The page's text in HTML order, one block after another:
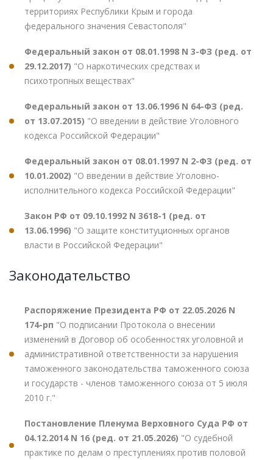
территориях Республики Крым и города
федерального значения Севастополя"
Федеральный закон от 08.01.1998 N 3-ФЗ (ред. от
29.12.2017) "О наркотических средствах и
психотропных веществах"
Федеральный закон от 13.06.1996 N 64-ФЗ (ред.
от 13.07.2015) "О введении в действие Уголовного
кодекса Российской Федерации"
Федеральный закон от 08.01.1997 N 2-ФЗ (ред. от
10.01.2002) "О введении в действие Уголовно-
исполнительного кодекса Российской Федерации"
Закон РФ от 09.10.1992 N 3618-1 (ред. от
13.06.1996) "О защите конституционных органов
власти в Российской Федерации"
Законодательство
Распоряжение Президента РФ от 22.05.2026 N
174-рп "О подписании Протокола о внесении
изменений в Договор об особенностях уголовной и
административной ответственности за нарушения
таможенного законодательства таможенного союза
и государств - членов таможенного союза от 5 июля
2010 г."
Постановление Пленума Верховного Суда РФ от
04.12.2014 N 16 (ред. от 21.05.2026) "О судебной
практике по делам о преступлениях против половой